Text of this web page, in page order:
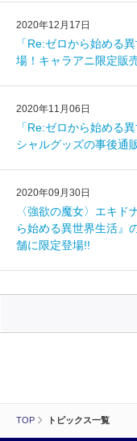
TOP トピックス一覧
2020年12月17日
「Re:ゼロから始める
場！キャラアニ限定販
2020年11月06日
「Re:ゼロから始める
シャルグッズの事後通
2020年09月30日
〈強欲の魔女〉エキ
ら始める異世界生活』
舗に限定登場!!